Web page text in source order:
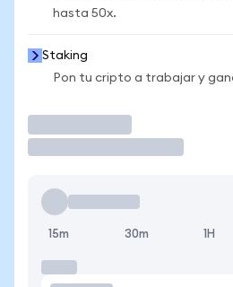
hasta 50x.
Staking
Pon tu cripto a trabajar y
15m 30m 1H